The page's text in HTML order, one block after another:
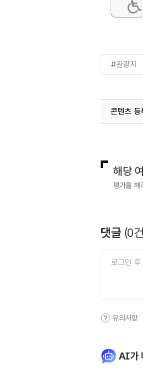
#관광지
콘텐츠 등
해당
평가를 해
댓글 (0
유의사항
AI가